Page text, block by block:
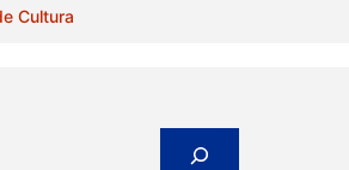
Cultura